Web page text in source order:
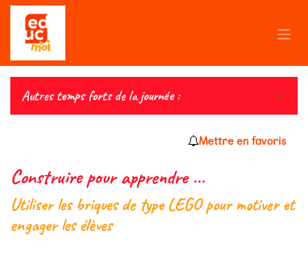
Se rendre au contenu
Autres temps forts de la journée :
Mettre en favoris
Construire pour apprendre ...
Utiliser les briques de type LEGO pour motiver et
engager les élèves